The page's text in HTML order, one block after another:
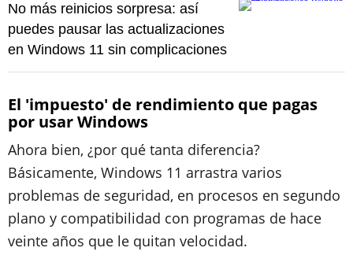
No más reinicios sorpresa: así
puedes pausar las actualizaciones
en Windows 11 sin complicaciones
El 'impuesto' de rendimiento que pagas
por usar Windows
Ahora bien, ¿por qué tanta diferencia?
Básicamente, Windows 11 arrastra varios
problemas de seguridad, en procesos en segundo
plano y compatibilidad con programas de hace
veinte años que le quitan velocidad.